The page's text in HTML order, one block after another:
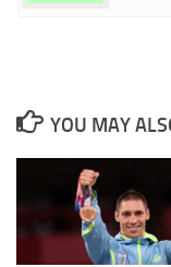
YOU MAY